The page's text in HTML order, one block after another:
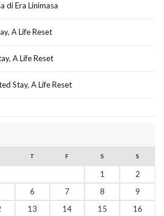
di Era Linimasa
A Life Reset
A Life Reset
Stay, A Life Reset
T F S S
1
2
6 7 8
9
13 14 15
16